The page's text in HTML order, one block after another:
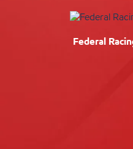
Federal